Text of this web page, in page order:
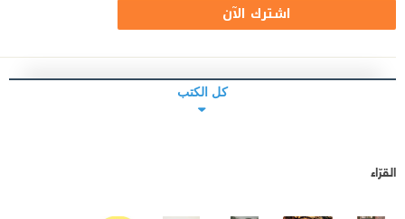
اشترك الآن
كل الكتب
القرّاء